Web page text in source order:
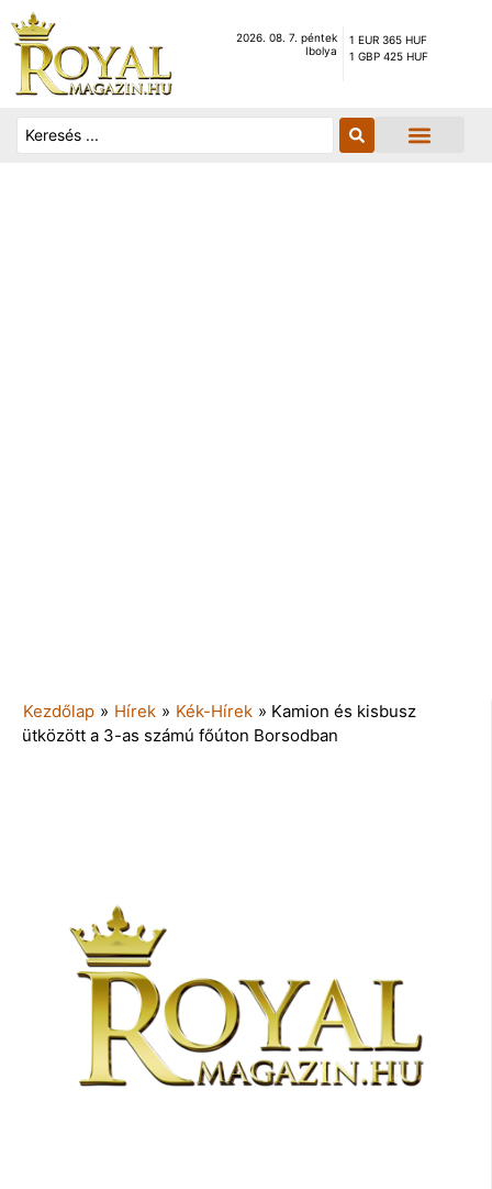
2026. 08. 7. péntek
Ibolya
1 EUR 365 HUF
1 GBP 425 HUF
Kezdőlap » Hírek » Kék-Hírek » Kamion és kisbusz
ütközött a 3-as számú főúton Borsodban